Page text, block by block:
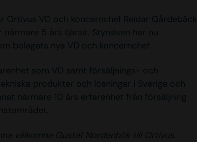
Ortivus VD och koncernchef Reidar Gårdebäck
5 års tjänst. Styrelsen har nu
bolagets nya VD och koncernchef.
som VD samt försäljnings- och
produkter och lösningar i Sverige och
närmare 10 års erfarenhet från försäljning
välkomna Gustaf Nordenhök till Ortivus.